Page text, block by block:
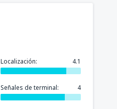
Localización: 4.1
Señales de terminal: 4